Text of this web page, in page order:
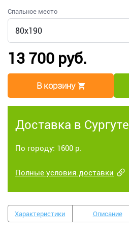
Спальное место
13 700 руб.
В корзину
Доставка в Сургуте
По городу: 1600 р.
Полные условия доставки
Характеристики Описание